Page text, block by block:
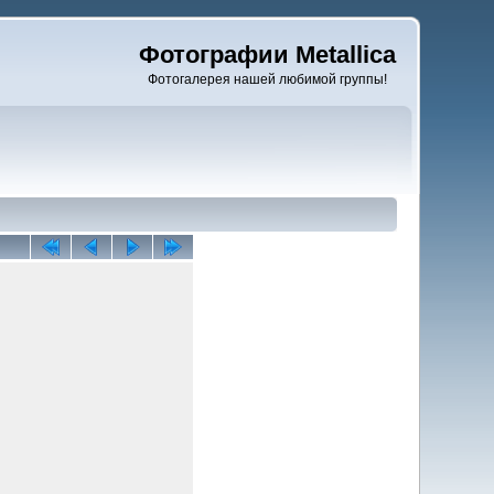
Фотографии Metallica
Фотогалерея нашей любимой группы!